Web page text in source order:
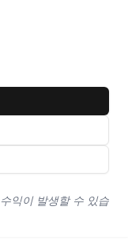
익이 발생할 수 있습